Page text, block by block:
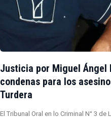
Justicia por Miguel Ángel
condenas para los
Turdera
El Tribunal Oral en lo Criminal N° 3